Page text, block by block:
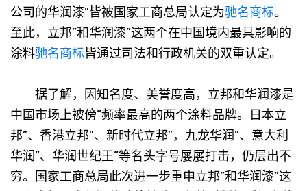
公司的华润漆”皆被国家工商总局认定为驰名商标。
至此，立邦”和华润漆”这两个在中国境内最具影响的
涂料驰名商标皆通过司法和行政机关的双重认定。
据了解，因知名度、美誉度高，立邦和华润漆是
中国市场上被傍”频率最高的两个涂料品牌。日本立
邦”、香港立邦”、新时代立邦”，九龙华润”、意大利
华润”、华润世纪王”等名头字号屡屡打击，仍层出不
穷。国家工商总局此次进一步重申立邦”和华润漆”这